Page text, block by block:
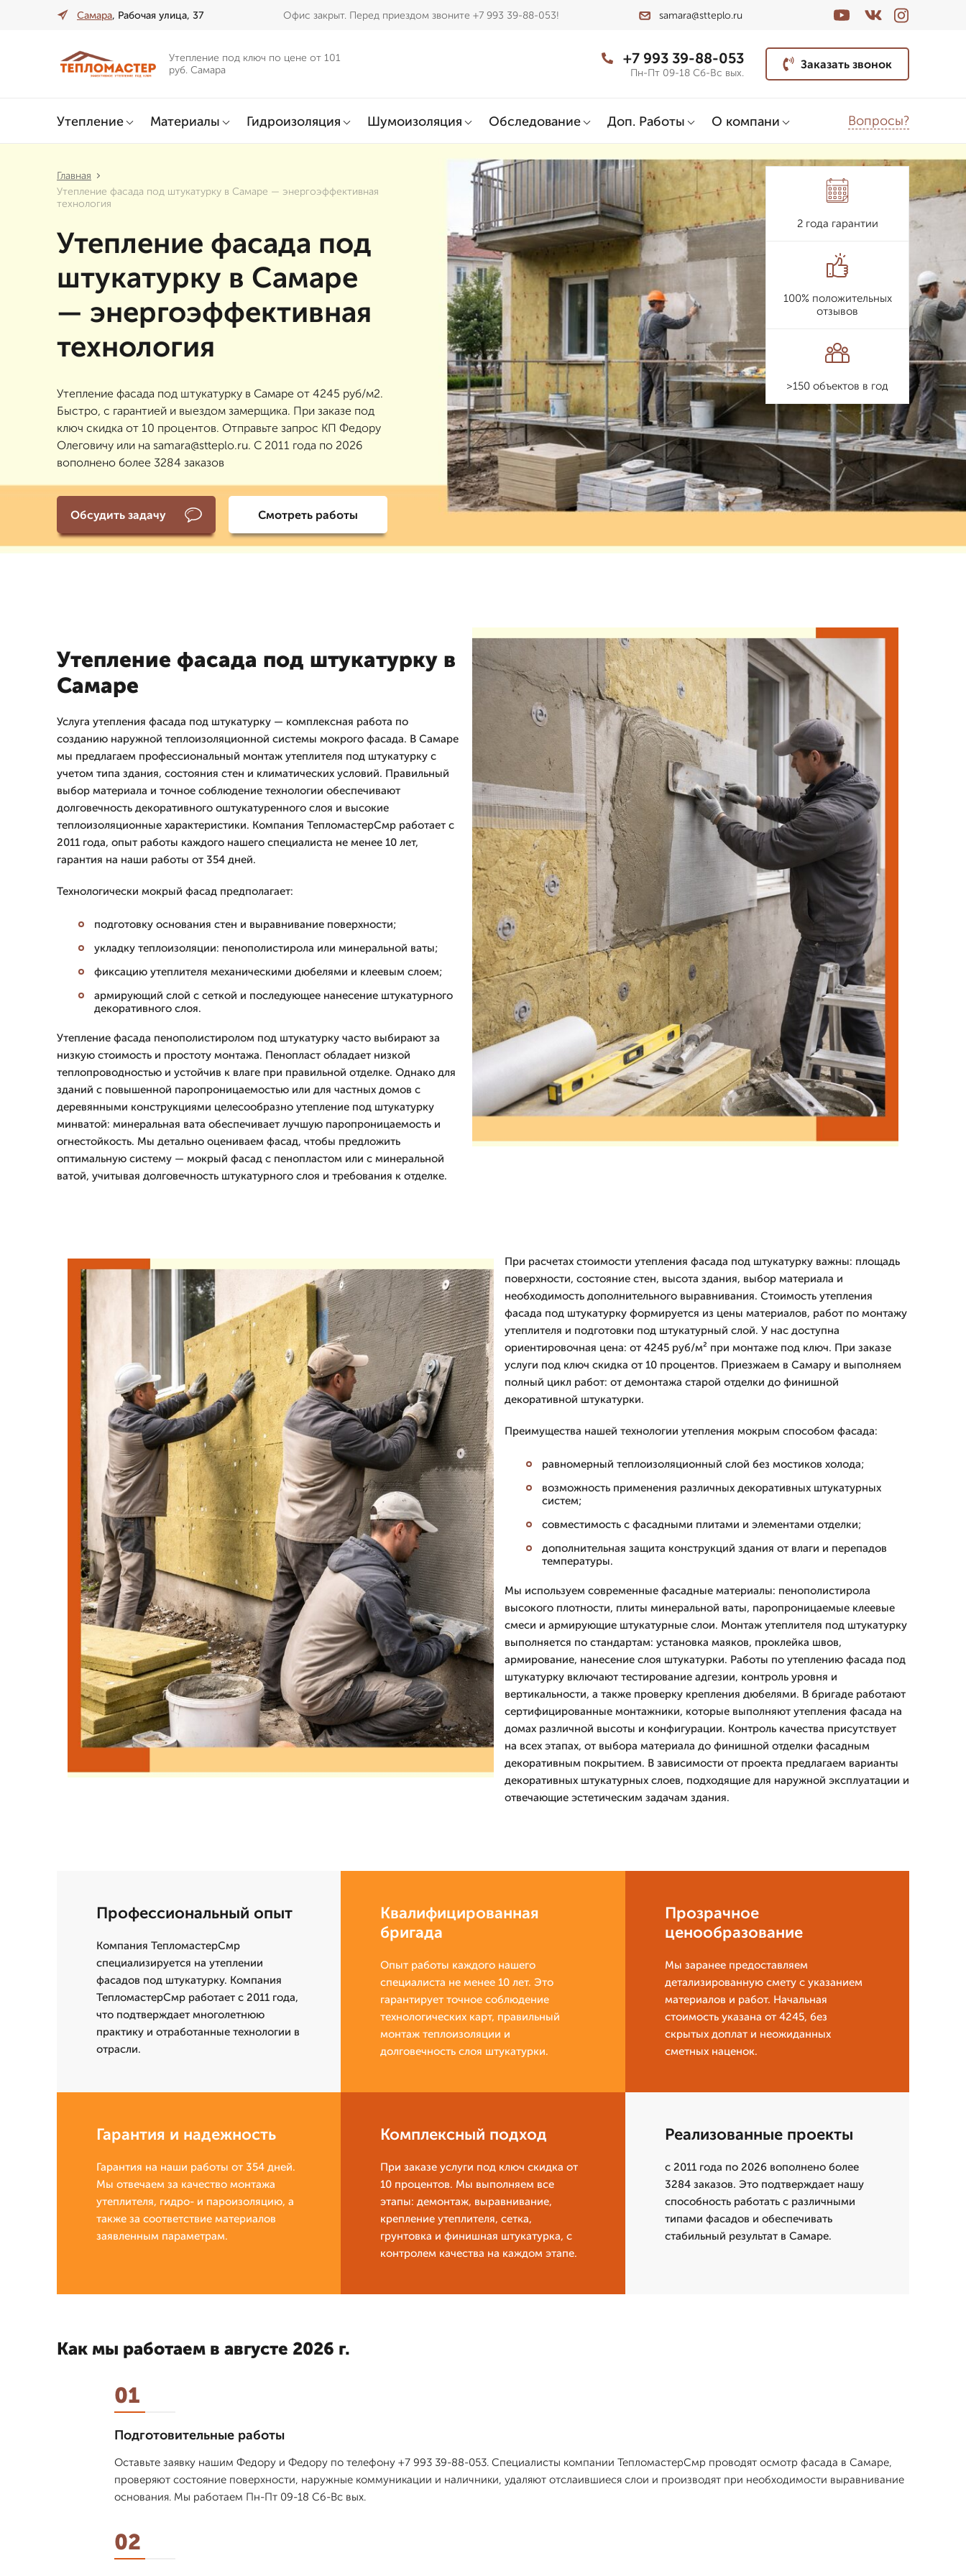
Самара, Рабочая улица, 37 Офис закрыт. Перед приездом звоните +7 993 39-88-053! samara@stteplo.ru
Утепление под ключ по цене от 101
руб. Самара
+7 993 39-88-053
Пн-Пт 09-18 Сб-Вс вых.
Заказать звонок
Утепление Материалы Гидроизоляция Шумоизоляция Обследование Доп. Работы О компани Вопросы?
Главная
Утепление фасада под штукатурку в Самаре — энергоэффективная
технология
Утепление фасада под
штукатурку в Самаре
— энергоэффективная
технология
Утепление фасада под штукатурку в Самаре от 4245 руб/м2.
Быстро, с гарантией и выездом замерщика. При заказе под
ключ скидка от 10 процентов. Отправьте запрос КП Федору
Олеговичу или на samara@stteplo.ru. С 2011 года по 2026
вополнено более 3284 заказов
Обсудить задачу Смотреть работы
2 года гарантии
100% положительных
отзывов
>150 объектов в год
Утепление фасада под штукатурку в
Самаре
Услуга утепления фасада под штукатурку — комплексная работа по
созданию наружной теплоизоляционной системы мокрого фасада. В Самаре
мы предлагаем профессиональный монтаж утеплителя под штукатурку с
учетом типа здания, состояния стен и климатических условий. Правильный
выбор материала и точное соблюдение технологии обеспечивают
долговечность декоративного оштукатуренного слоя и высокие
теплоизоляционные характеристики. Компания ТепломастерСмр работает с
2011 года, опыт работы каждого нашего специалиста не менее 10 лет,
гарантия на наши работы от 354 дней.
Технологически мокрый фасад предполагает:
подготовку основания стен и выравнивание поверхности;
укладку теплоизоляции: пенополистирола или минеральной ваты;
фиксацию утеплителя механическими дюбелями и клеевым слоем;
армирующий слой с сеткой и последующее нанесение штукатурного
декоративного слоя.
Утепление фасада пенополистиролом под штукатурку часто выбирают за
низкую стоимость и простоту монтажа. Пенопласт обладает низкой
теплопроводностью и устойчив к влаге при правильной отделке. Однако для
зданий с повышенной паропроницаемостью или для частных домов с
деревянными конструкциями целесообразно утепление под штукатурку
минватой: минеральная вата обеспечивает лучшую паропроницаемость и
огнестойкость. Мы детально оцениваем фасад, чтобы предложить
оптимальную систему — мокрый фасад с пенопластом или с минеральной
ватой, учитывая долговечность штукатурного слоя и требования к отделке.
При расчетах стоимости утепления фасада под штукатурку важны: площадь
поверхности, состояние стен, высота здания, выбор материала и
необходимость дополнительного выравнивания. Стоимость утепления
фасада под штукатурку формируется из цены материалов, работ по монтажу
утеплителя и подготовки под штукатурный слой. У нас доступна
ориентировочная цена: от 4245 руб/м² при монтаже под ключ. При заказе
услуги под ключ скидка от 10 процентов. Приезжаем в Самару и выполняем
полный цикл работ: от демонтажа старой отделки до финишной
декоративной штукатурки.
Преимущества нашей технологии утепления мокрым способом фасада:
равномерный теплоизоляционный слой без мостиков холода;
возможность применения различных декоративных штукатурных
систем;
совместимость с фасадными плитами и элементами отделки;
дополнительная защита конструкций здания от влаги и перепадов
температуры.
Мы используем современные фасадные материалы: пенополистирола
высокого плотности, плиты минеральной ваты, паропроницаемые клеевые
смеси и армирующие штукатурные слои. Монтаж утеплителя под штукатурку
выполняется по стандартам: установка маяков, проклейка швов,
армирование, нанесение слоя штукатурки. Работы по утеплению фасада под
штукатурку включают тестирование адгезии, контроль уровня и
вертикальности, а также проверку крепления дюбелями. В бригаде работают
сертифицированные монтажники, которые выполняют утепления фасада на
домах различной высоты и конфигурации. Контроль качества присутствует
на всех этапах, от выбора материала до финишной отделки фасадным
декоративным покрытием. В зависимости от проекта предлагаем варианты
декоративных штукатурных слоев, подходящие для наружной эксплуатации и
отвечающие эстетическим задачам здания.
Профессиональный опыт
Компания ТепломастерСмр
специализируется на утеплении
фасадов под штукатурку. Компания
ТепломастерСмр работает с 2011 года,
что подтверждает многолетнюю
практику и отработанные технологии в
отрасли.
Квалифицированная
бригада
Опыт работы каждого нашего
специалиста не менее 10 лет. Это
гарантирует точное соблюдение
технологических карт, правильный
монтаж теплоизоляции и
долговечность слоя штукатурки.
Прозрачное
ценообразование
Мы заранее предоставляем
детализированную смету с указанием
материалов и работ. Начальная
стоимость указана от 4245, без
скрытых доплат и неожиданных
сметных наценок.
Гарантия и надежность
Гарантия на наши работы от 354 дней.
Мы отвечаем за качество монтажа
утеплителя, гидро- и пароизоляцию, а
также за соответствие материалов
заявленным параметрам.
Комплексный подход
При заказе услуги под ключ скидка от
10 процентов. Мы выполняем все
этапы: демонтаж, выравнивание,
крепление утеплителя, сетка,
грунтовка и финишная штукатурка, с
контролем качества на каждом этапе.
Реализованные проекты
с 2011 года по 2026 вополнено более
3284 заказов. Это подтверждает нашу
способность работать с различными
типами фасадов и обеспечивать
стабильный результат в Самаре.
Как мы работаем в августе 2026 г.
01
Подготовительные работы
Оставьте заявку нашим Федору и Федору по телефону +7 993 39-88-053. Специалисты компании ТепломастерСмр проводят осмотр фасада в Самаре,
проверяют состояние поверхности, наружные коммуникации и наличники, удаляют отслаившиеся слои и производят при необходимости выравнивание
основания. Мы работаем Пн-Пт 09-18 Сб-Вс вых.
02